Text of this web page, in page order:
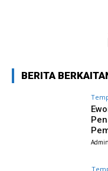
BERITA
Admin